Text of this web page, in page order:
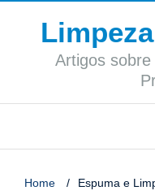
Artigos
Home / Espuma e